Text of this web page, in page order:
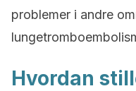
problemer i andre
Hvordan